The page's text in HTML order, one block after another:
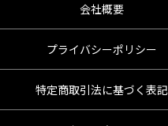
会社概要
プライバシーポリシー
特定商取引法に基づく表記